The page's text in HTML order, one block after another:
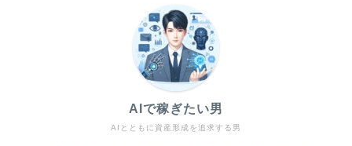
AIとともに資産形成を追求する男
AIで稼ぎたい男